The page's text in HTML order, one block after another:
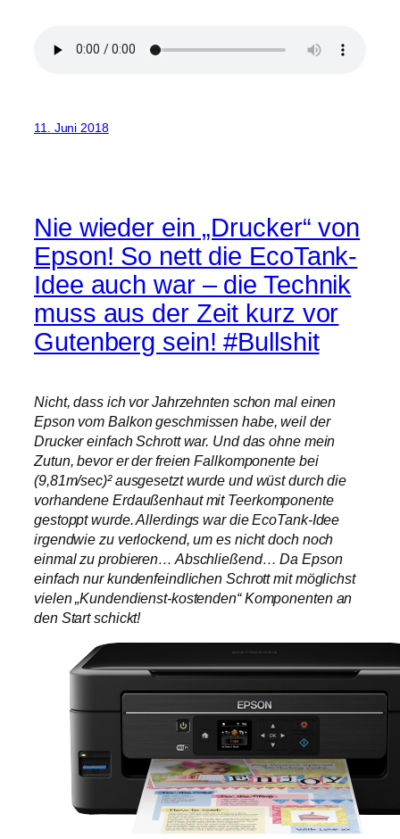
11. Juni 2018
Nie wieder ein „Drucker“ von
Epson! So nett die EcoTank-
Idee auch war – die Technik
muss aus der Zeit kurz vor
Gutenberg sein! #Bullshit
Nicht, dass ich vor Jahrzehnten schon mal einen
Epson vom Balkon geschmissen habe, weil der
Drucker einfach Schrott war. Und das ohne mein
Zutun, bevor er der freien Fallkomponente bei
(9,81m/sec)² ausgesetzt wurde und wüst durch die
vorhandene Erdaußenhaut mit Teerkomponente
gestoppt wurde. Allerdings war die EcoTank-Idee
irgendwie zu verlockend, um es nicht doch noch
einmal zu probieren… Abschließend… Da Epson
einfach nur kundenfeindlichen Schrott mit möglichst
vielen „Kundendienst-kostenden“ Komponenten an
den Start schickt!